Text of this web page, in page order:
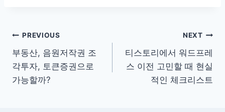
글
탐
색
PREVIOUS
부동산, 음원저작권 조
각투자, 토큰증권으로
가능할까?
NEXT
티스토리에서 워드프레
스 이전 고민할 때 현실
적인 체크리스트